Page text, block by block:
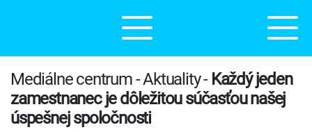
Mediálne centrum - Aktuality - Každý jeden
zamestnanec je dôležitou súčasťou našej
úspešnej spoločnosti